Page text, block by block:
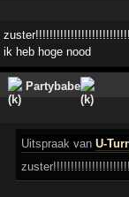
ik heb hoge nood
Partybabe
Uitspraak vanU-